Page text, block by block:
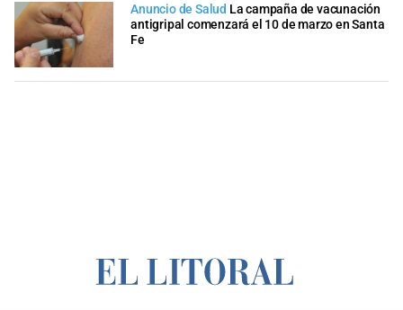
Anuncio de Salud La campaña de vacunación
antigripal comenzará el 10 de marzo en Santa
Fe